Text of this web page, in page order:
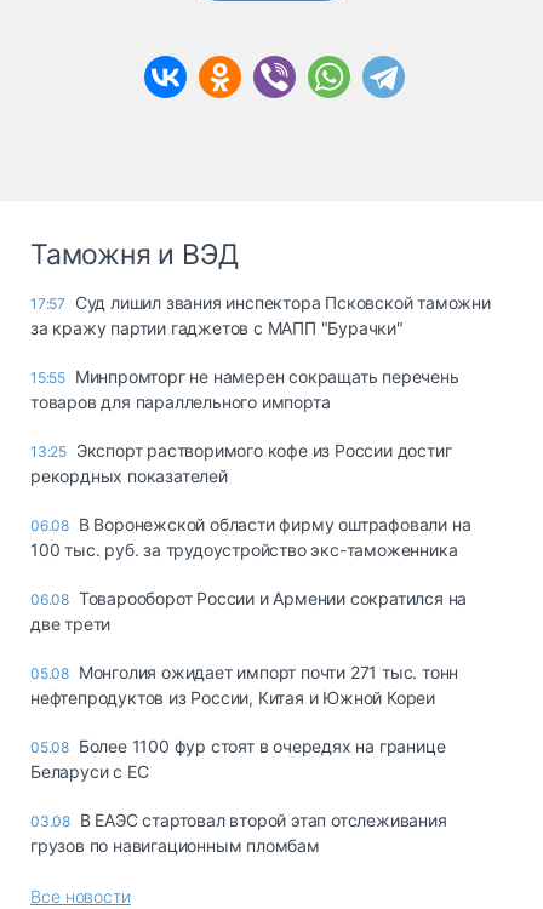
Таможня и ВЭД
17:57
Суд лишил звания инспектора Псковской таможни
за кражу партии гаджетов с МАПП "Бурачки"
15:55 Минпромторг не намерен сокращать перечень
товаров для параллельного импорта
13:25 Экспорт растворимого кофе из России достиг
рекордных показателей
06.08 В Воронежской области фирму оштрафовали на
100 тыс. руб. за трудоустройство экс-таможенника
06.08 Товарооборот России и Армении сократился на
две трети
05.08 Монголия ожидает импорт почти 271 тыс. тонн
нефтепродуктов из России, Китая и Южной Кореи
05.08 Более 1100 фур стоят в очередях на границе
Беларуси с ЕС
03.08 В ЕАЭС стартовал второй этап отслеживания
грузов по навигационным пломбам
Все новости